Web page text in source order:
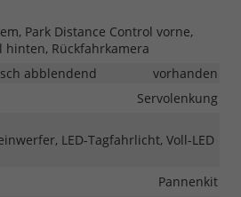
Park Distance Control vorne,
hinten, Rückfahrkamera
abblendend
vorhanden
Servolenkung
LED-Tagfahrlicht, Voll-LED
Pannenkit